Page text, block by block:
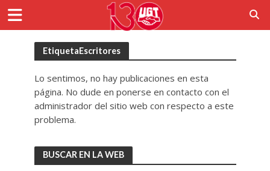
EtiquetaEscritores
Lo sentimos, no hay publicaciones en esta
página. No dude en ponerse en contacto con el
administrador del sitio web con respecto a este
problema.
BUSCAR EN LA WEB